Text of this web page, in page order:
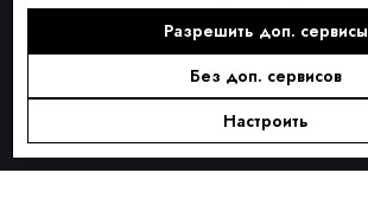
Оплата и рассрочка
Обмен и возврат товара
Контакты
О нас
Блог
Разрешить доп. сервисы
Без доп. сервисов
Настроить